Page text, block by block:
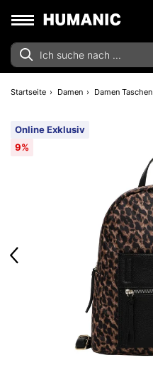
Startseite Damen Damen Taschen
Online Exklusiv
9%